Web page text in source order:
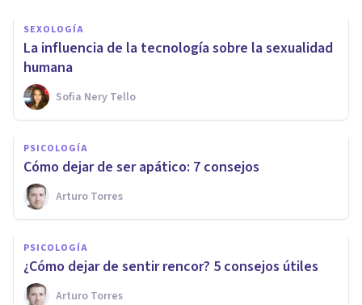
SEXOLOGÍA
La influencia de la tecnología sobre la sexualidad
humana
Sofia Nery Tello
PSICOLOGÍA
Cómo dejar de ser apático: 7 consejos
Arturo Torres
PSICOLOGÍA
¿Cómo dejar de sentir rencor? 5 consejos útiles
Arturo Torres